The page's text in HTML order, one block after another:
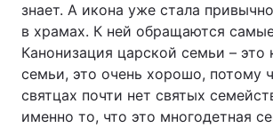
знает. А икона уже стала
в храмах. К ней обращаются
Канонизация царской семьи – это
семьи, это очень хорошо, потому
святцах почти нет святых
именно то, что это многодетная